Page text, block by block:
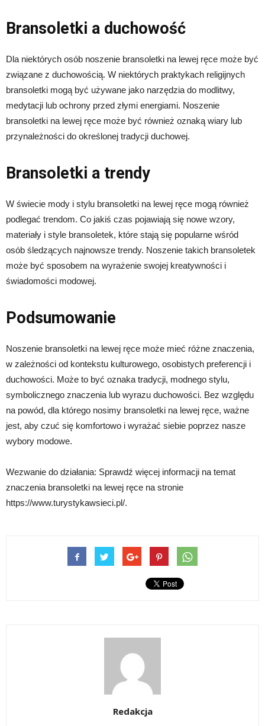
Bransoletki a duchowość
Dla niektórych osób noszenie bransoletki na lewej ręce może być
związane z duchowością. W niektórych praktykach religijnych
bransoletki mogą być używane jako narzędzia do modlitwy,
medytacji lub ochrony przed złymi energiami. Noszenie
bransoletki na lewej ręce może być również oznaką wiary lub
przynależności do określonej tradycji duchowej.
Bransoletki a trendy
W świecie mody i stylu bransoletki na lewej ręce mogą również
podlegać trendom. Co jakiś czas pojawiają się nowe wzory,
materiały i style bransoletek, które stają się popularne wśród
osób śledzących najnowsze trendy. Noszenie takich bransoletek
może być sposobem na wyrażenie swojej kreatywności i
świadomości modowej.
Podsumowanie
Noszenie bransoletki na lewej ręce może mieć różne znaczenia,
w zależności od kontekstu kulturowego, osobistych preferencji i
duchowości. Może to być oznaka tradycji, modnego stylu,
symbolicznego znaczenia lub wyrazu duchowości. Bez względu
na powód, dla którego nosimy bransoletki na lewej ręce, ważne
jest, aby czuć się komfortowo i wyrażać siebie poprzez nasze
wybory modowe.
Wezwanie do działania: Sprawdź więcej informacji na temat
znaczenia bransoletki na lewej ręce na stronie
https://www.turystykawsieci.pl/.
Redakcja